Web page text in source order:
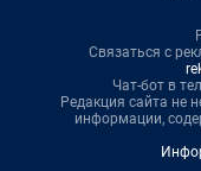
Связаться с
Чат-бот в
Редакция сайта не
информации,